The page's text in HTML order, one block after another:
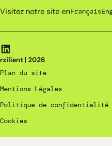
Visitez notre site enFrançais
rzilient | 2026
Plan du site
Mentions Légales
Politique de confidentialité
Cookies